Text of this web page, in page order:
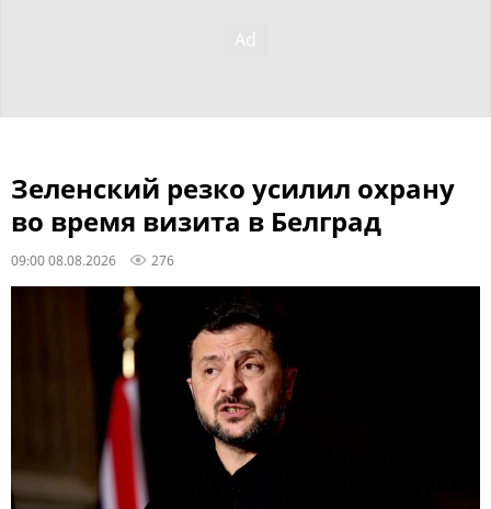
Зеленский резко усилил охрану
во время визита в Белград
09:00 08.08.2026 276